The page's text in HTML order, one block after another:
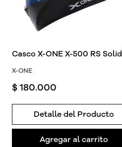
Casco X-ONE X-500 RS Solid
X-ONE
$ 180.000
Detalle del Producto
Agregar al carrito